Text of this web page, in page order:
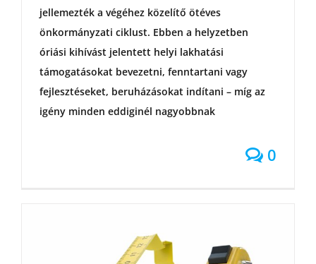
jellemezték a végéhez közelítő ötéves
önkormányzati ciklust. Ebben a helyzetben
óriási kihívást jelentett helyi lakhatási
támogatásokat bevezetni, fenntartani vagy
fejlesztéseket, beruházásokat indítani – míg az
igény minden eddiginél nagyobbnak
0